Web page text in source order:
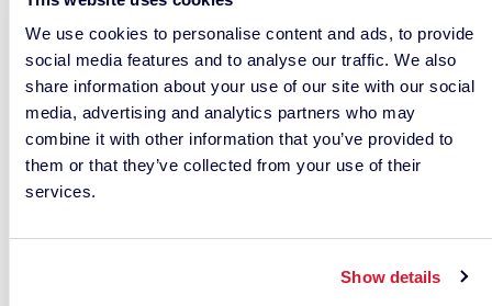
We use cookies to personalise content and ads, to provide
social media features and to analyse our traffic. We also
share information about your use of our site with our social
media, advertising and analytics partners who may
combine it with other information that you’ve provided to
them or that they’ve collected from your use of their
services.
Show details
mensaje
de distancia